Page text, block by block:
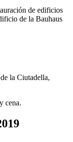
de edificios
de la Bauhaus
la Ciutadella,
cena.